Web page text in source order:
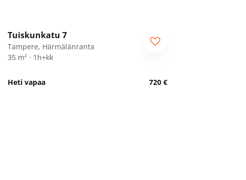
Tuiskunkatu 7
Tampere, Härmälänranta
35 m² · 1h+kk
Heti vapaa 720 €